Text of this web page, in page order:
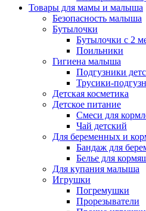
Товары для мамы и малыша
Безопасность малыша
Бутылочки
Бутылочки с 2
Поильники
Гигиена малыша
Подгузники
Трусики-
Детская косметика
Детское питание
Смеси для
Чай детский
Для беременных и
Бандаж для
Белье для
Для купания малыша
Игрушки
Погремушки
Прорезыватели